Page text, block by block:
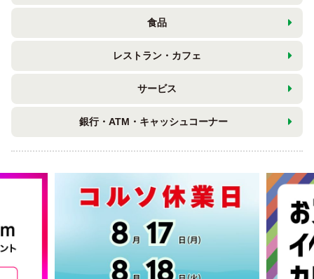
食品
レストラン・カフェ
サービス
銀行・ATM・キャッシュコーナー